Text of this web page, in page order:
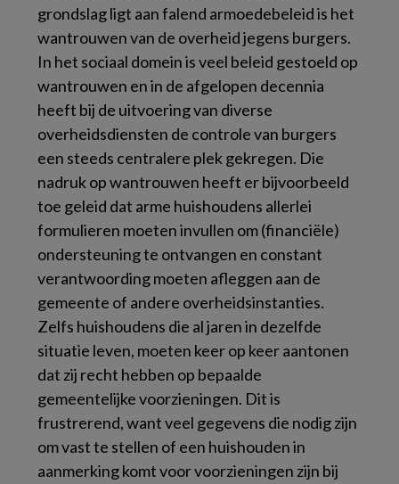
grondslag ligt aan falend armoedebeleid is het
wantrouwen van de overheid jegens burgers.
In het sociaal domein is veel beleid gestoeld op
wantrouwen en in de afgelopen decennia
heeft bij de uitvoering van diverse
overheidsdiensten de controle van burgers
een steeds centralere plek gekregen. Die
nadruk op wantrouwen heeft er bijvoorbeeld
toe geleid dat arme huishoudens allerlei
formulieren moeten invullen om (financiële)
ondersteuning te ontvangen en constant
verantwoording moeten afleggen aan de
gemeente of andere overheidsinstanties.
Zelfs huishoudens die al jaren in dezelfde
situatie leven, moeten keer op keer aantonen
dat zij recht hebben op bepaalde
gemeentelijke voorzieningen. Dit is
frustrerend, want veel gegevens die nodig zijn
om vast te stellen of een huishouden in
aanmerking komt voor voorzieningen zijn bij